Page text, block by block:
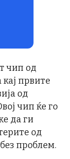
чип од
првите
од
чип ќе го
да ги
од
проблем.